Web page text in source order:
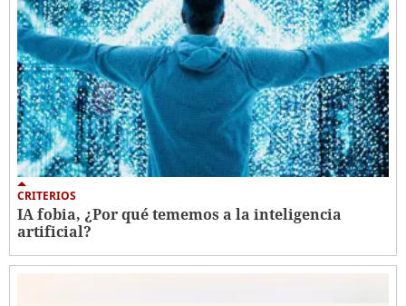
CRITERIOS
IA fobia, ¿Por qué tememos a la inteligencia
artificial?